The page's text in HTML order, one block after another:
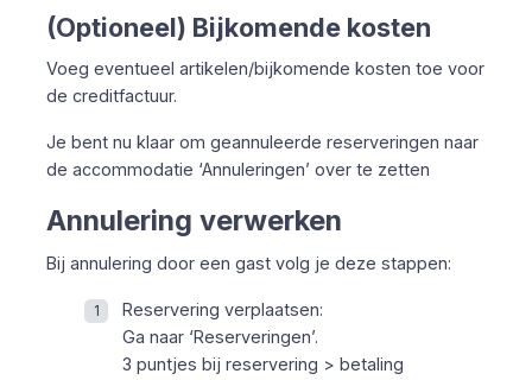
(Optioneel) Bijkomende kosten
Voeg eventueel artikelen/bijkomende kosten toe voor
de creditfactuur.
Je bent nu klaar om geannuleerde reserveringen naar
de accommodatie ‘Annuleringen’ over te zetten
Annulering verwerken
Bij annulering door een gast volg je deze stappen:
Reservering verplaatsen:
Ga naar ‘Reserveringen’.
3 puntjes bij reservering > betaling